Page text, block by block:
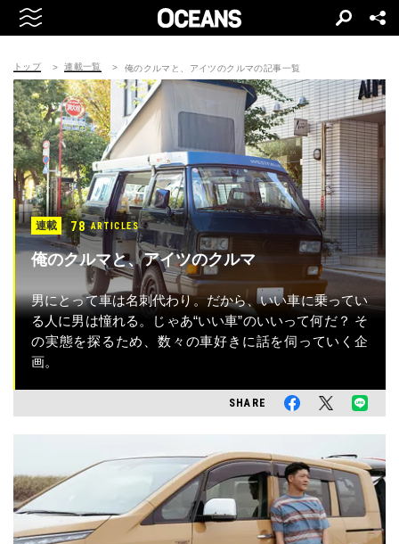
トップ 連載一覧 俺のクルマと、アイツのクルマの記事一覧
連載 78 ARTICLES
俺のクルマと、アイツのクルマ
男にとって車は名刺代わり。だから、いい車に乗ってい
る人に男は憧れる。じゃあ“いい車”のいいって何だ？ そ
の実態を探るため、数々の車好きに話を伺っていく企
画。
SHARE